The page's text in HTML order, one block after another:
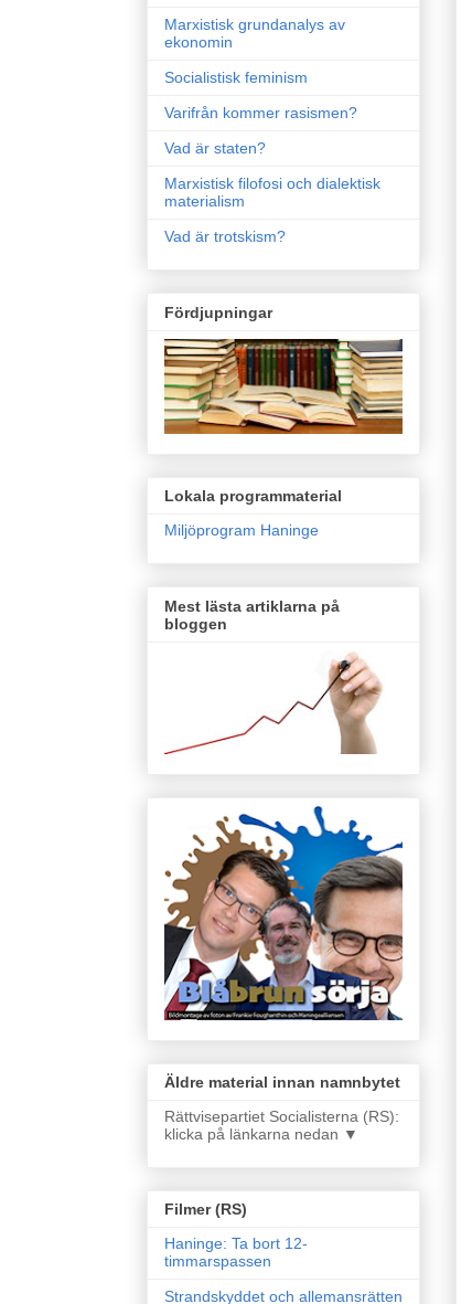
Marxistisk grundanalys av
ekonomin
Socialistisk feminism
Varifrån kommer rasismen?
Vad är staten?
Marxistisk filofosi och dialektisk
materialism
Vad är trotskism?
Fördjupningar
Lokala programmaterial
Miljöprogram Haninge
Mest lästa artiklarna på
bloggen
Äldre material innan namnbytet
Rättvisepartiet Socialisterna (RS):
klicka på länkarna nedan ▼
Filmer (RS)
Haninge: Ta bort 12-
timmarspassen
Strandskyddet och allemansrätten